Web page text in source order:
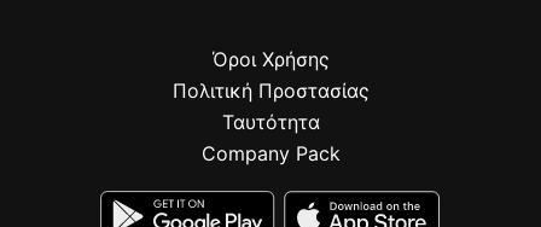
Όροι Χρήσης
Πολιτική Προστασίας
Ταυτότητα
Company Pack